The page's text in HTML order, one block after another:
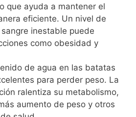
que ayuda a mantener el
eficiente. Un nivel de
inestable puede
como obesidad y
de agua en las batatas
para perder peso. La
ralentiza su metabolismo,
aumento de peso y otros